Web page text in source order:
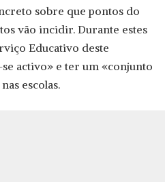
sobre que pontos do
vão incidir. Durante estes
Educativo deste
activo» e ter um «conjunto
escolas.